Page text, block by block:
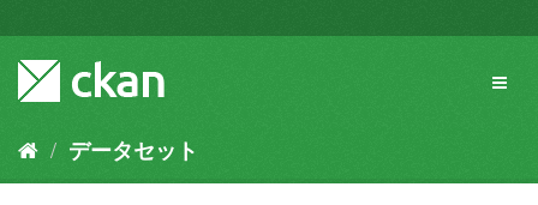
キ
容
データセット